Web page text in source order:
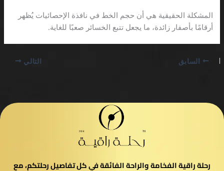
المشكلة الحقيقية هي أن حجم الخط في نافذة الإحصائيات يُظهر
أرقامًا بأصفار زائدة، ما يجعل تتبع الخسائر صعبًا للغاية.
السابق التالي
رحلة راقية الفخامة والراحة الفائقة في كل تفاصيل رحلتكم، مع